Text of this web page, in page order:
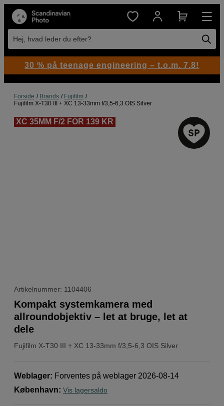
Hej, hvad leder du efter?
Forside Brands
Fujifilm
Fujifilm X-T30 III + XC 13-33mm f/3,5-6,3 OIS Silver
XC 35MM F/2 FOR 139 KR
Artikelnummer: 1104406
Fujifilm X-T30 III + XC 13-33mm f/3,5-6,3 OIS Silver
Kompakt systemkamera med
allroundobjektiv – let at bruge, let at
dele
Weblager: Forventes på weblager 2026-08-14
København: Vis lagersaldo
30 % på teenage engineering – t.o.m. 7.8!